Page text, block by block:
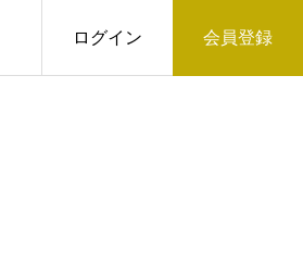
ログイン 会員登録